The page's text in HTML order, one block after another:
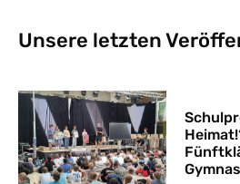
Unsere letzten